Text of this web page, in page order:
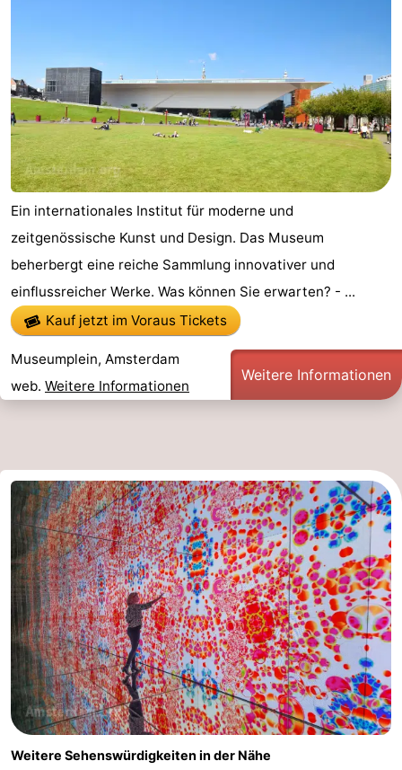
Ein internationales Institut für moderne und
zeitgenössische Kunst und Design. Das Museum
beherbergt eine reiche Sammlung innovativer und
einflussreicher Werke. Was können Sie erwarten? - ...
Kauf jetzt im Voraus Tickets
Museumplein, Amsterdam
web. Weitere Informationen
Weitere Informationen
Weitere Sehenswürdigkeiten in der Nähe